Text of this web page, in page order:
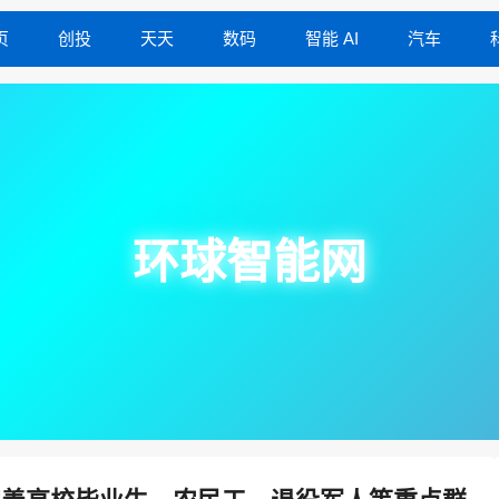
创投 天天 数码 智能 AI 汽车
环球智能网